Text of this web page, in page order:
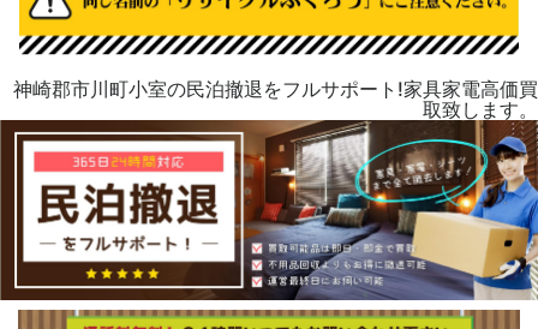
神崎郡市川町小室の民泊撤退をフルサポート!家具家電高価買
取致します。